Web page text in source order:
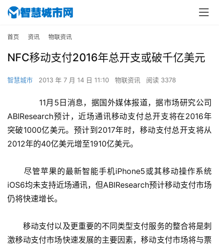
首页 资讯 物联资讯
NFC移动支付2016年总开支或破千亿美元
智慧城市 2013 年 7 月 14 日 11:10 物联资讯 阅读 3378
11月5日消息，据国外媒体报道，据市场研究公司
ABIResearch预计，近场通讯移动支付总开支将在2016年
突破1000亿美元。预计到2017年时，移动支付总开支将从
2012年的40亿美元增至1910亿美元。
尽管苹果的最新智能手机iPhone5或其移动操作系统
iOS6均未支持近场通讯，但ABIResearch预计移动支付市场
仍将快速增长。
移动支付以及更重要的不同类型支付服务的整合将是刺
激移动支付市场快速发展的主要因素，移动支付市场将与票